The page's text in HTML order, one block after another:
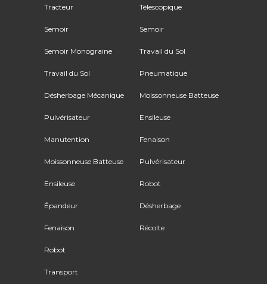
Tracteur
Semoir
Semoir Monograine
Travail du Sol
Désherbage Mécanique
Pulvérisateur
Manutention
Moissonneuse Batteuse
Ensileuse
Épandeur
Fenaison
Robot
Transport
Télescopique
Semoir
Travail du Sol
Pneumatique
Moissonneuse Batteuse
Ensileuse
Fenaison
Pulvérisateur
Robot
Désherbage
Récolte